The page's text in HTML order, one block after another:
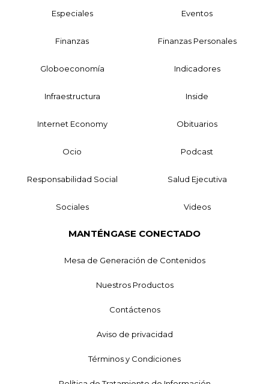
Especiales Eventos
Finanzas Finanzas Personales
Globoeconomía Indicadores
Infraestructura Inside
Internet Economy Obituarios
Ocio Podcast
Responsabilidad Social Salud Ejecutiva
Sociales Videos
MANTÉNGASE CONECTADO
Mesa de Generación de Contenidos
Nuestros Productos
Contáctenos
Aviso de privacidad
Términos y Condiciones